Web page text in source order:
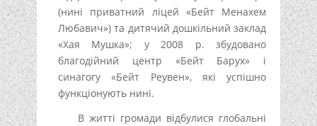
(нині приватний ліцей «Бейт Менахем
Любавич») та дитячий дошкільний заклад
«Хая Мушка»; у 2008 р. збудовано
благодійний центр «Бейт Барух» і
синагогу «Бейт Реувен», які успішно
функціонують нині.
В житті громади відбулися глобальні